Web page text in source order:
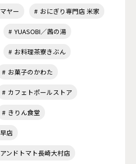
ヤー おにぎり専門店 米家
YUASOBI／茜の湯
お料理茶寮きぶん
お菓子のかわた
カフェトポールストア
きりん食堂
店
ンドトマト長崎大村店